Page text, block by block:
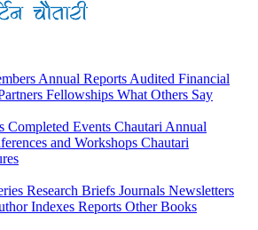
Annual Reports Audited Financial
Fellowships What Others Say
Completed Events Chautari Annual
and Workshops Chautari
Research Briefs Journals Newsletters
Indexes Reports Other Books